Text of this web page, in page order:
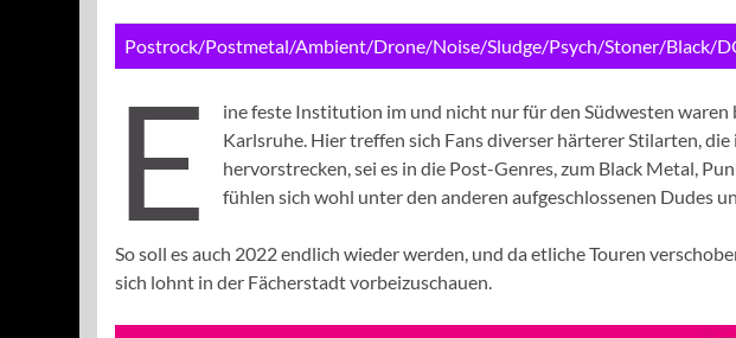
Postrock/Postmetal/Ambient/Drone/Noise/Sludge/Psych/Stoner/Black/
E
ine feste Institution im und nicht nur für den Südwesten
Karlsruhe. Hier treffen sich Fans diverser härterer Stilarten,
hervorstrecken, sei es in die Post-Genres, zum Black Metal,
fühlen sich wohl unter den anderen aufgeschlossenen Dudes
So soll es auch 2022 endlich wieder werden, und da etliche Touren
sich lohnt in der Fächerstadt vorbeizuschauen.